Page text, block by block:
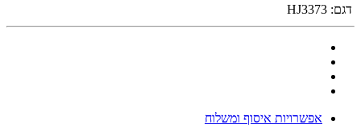
דגם: HJ3373
אפשרויות איסוף ומשלוח